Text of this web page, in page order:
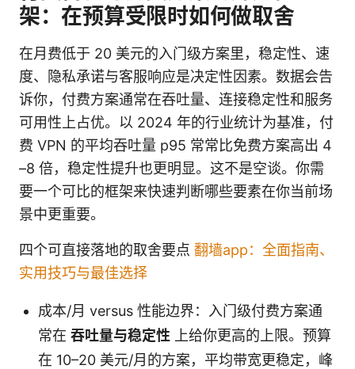
架：在预算受限时如何做取舍
在月费低于 20 美元的入门级方案里，稳定性、速
度、隐私承诺与客服响应是决定性因素。数据会告
诉你，付费方案通常在吞吐量、连接稳定性和服务
可用性上占优。以 2024 年的行业统计为基准，付
费 VPN 的平均吞吐量 p95 常常比免费方案高出 4
–8 倍，稳定性提升也更明显。这不是空谈。你需
要一个可比的框架来快速判断哪些要素在你当前场
景中更重要。
四个可直接落地的取舍要点 翻墙app：全面指南、
实用技巧与最佳选择
成本/月 versus 性能边界：入门级付费方案通
常在 吞吐量与稳定性 上给你更高的上限。预算
在 10–20 美元/月的方案，平均带宽更稳定，峰